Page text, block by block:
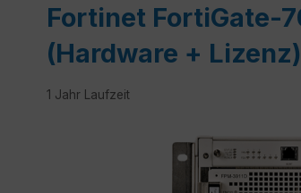
Fortinet FortiGate-
(Hardware + Lizenz)
1 Jahr Laufzeit